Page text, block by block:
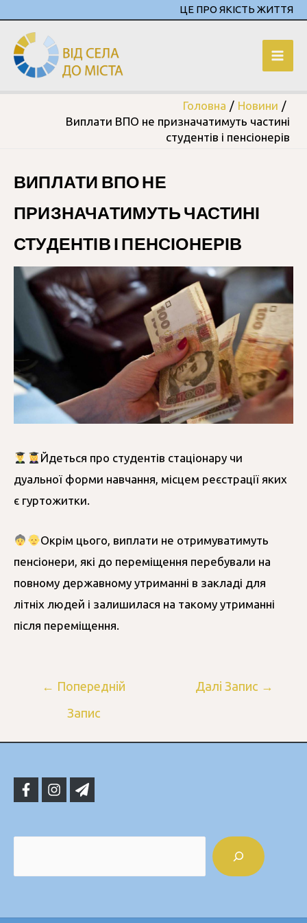
ЦЕ ПРО ЯКІСТЬ ЖИТТЯ
Головна
Новини
Виплати ВПО не призначатимуть частині
студентів і пенсіонерів
ВИПЛАТИ ВПО НЕ
ПРИЗНАЧАТИМУТЬ ЧАСТИНІ
СТУДЕНТІВ І ПЕНСІОНЕРІВ
Йдеться про студентів стаціонару чи
дуальної форми навчання, місцем реєстрації яких
є гуртожитки.
Окрім цього, виплати не отримуватимуть
пенсіонери, які до переміщення перебували на
повному державному утриманні в закладі для
літніх людей і залишилася на такому утриманні
після переміщення.
← Попередній
Запис
Далі Запис →